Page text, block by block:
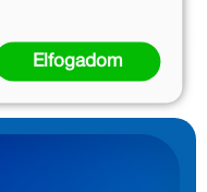
Elfogadom